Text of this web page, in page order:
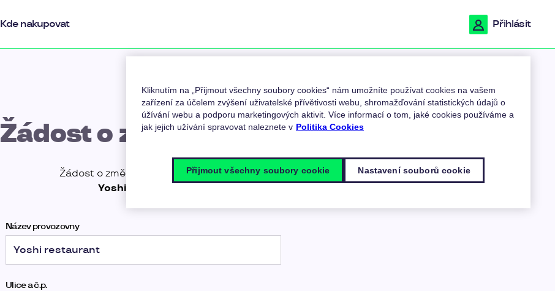
Kde nakupovat Přihlásit
Žádost o změnu údajů
Žádost o změnu údajů provozovny
Yoshi restaurant
Název provozovny
Ulice a č.p.
Kliknutím na „Přijmout všechny soubory cookies“ nám umožníte používat cookies na vašem
zařízení za účelem zvýšení uživatelské přívětivosti webu, shromažďování statistických údajů o
úžívání webu a podporu marketingových aktivit. Více informací o tom, jaké cookies používáme a
jak jejich užívání spravovat naleznete v Politika Cookies
Nastavení souborů cookie
Přijmout všechny soubory cookie